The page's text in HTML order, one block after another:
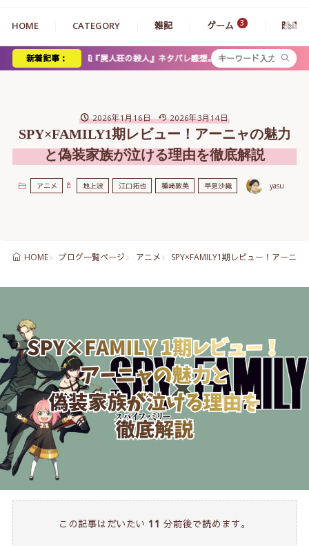
HOME CATEGORY 雑記 ゲーム 映画
新着記事：
『屍人荘の殺人』ネタバレ感想。ミステリーとゾンビの衝撃展開、神木・浜辺
2026年1月16日 2026年3月14日
SPY×FAMILY1期レビュー！アーニャの魅力
と偽装家族が泣ける理由を徹底解説
アニメ 地上波 江口拓也 種﨑敦美 早見沙織 yasu
HOME ブログ一覧ページ アニメ SPY×FAMILY1期レビュー！アーニ
この記事はだいたい 11 分前後で読めます。